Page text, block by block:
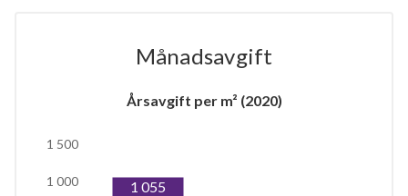
Månadsavgift
Årsavgift per m² (2020)
1 000
1 500
1 055